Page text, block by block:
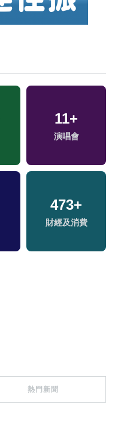
11+
演唱會
473+
財經及消費
熱門新聞